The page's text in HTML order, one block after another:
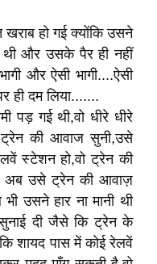
खराब हो गई क्योंकि उसने
थी और उसके पैर ही नहीं
और ऐसी भागी....ऐसी
ही दम लिया.......
पड़ गई थी,वो धीरे धीरे
ट्रेन की आवाज सुनी,उसे
स्टेशन हो,वो ट्रेन की
अब उसे ट्रेन की आवाज़
उसने हार ना मानी थी
दी जैसे कि ट्रेन के
शायद पास में कोई रेलवें